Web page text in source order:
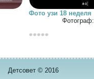
Фото узи 18 неделя
Фотограф:
Детсовет © 2016